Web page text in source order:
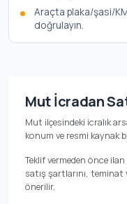
Araçta plaka/şasi/
doğrulayın.
Mut İcradan
Mut ilçesindeki icralık
konum ve resmi kaynak
Teklif vermeden önce
satış şartlarını,
önerilir.